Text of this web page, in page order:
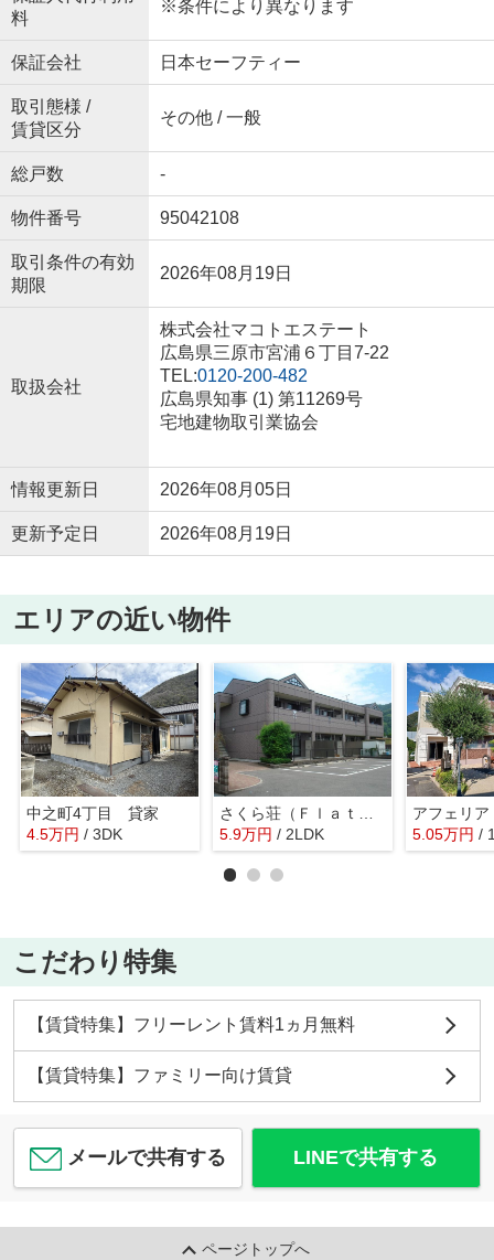
料
※条件により異なります
保証会社 日本セーフティー
取引態様 /
賃貸区分
その他 / 一般
総戸数 -
物件番号 95042108
取引条件の有効
期限
2026年08月19日
取扱会社
株式会社マコトエステート
広島県三原市宮浦６丁目7-22
TEL:0120-200-482
広島県知事 (1) 第11269号
宅地建物取引業協会
情報更新日 2026年08月05日
更新予定日 2026年08月19日
エリアの近い物件
中之町4丁目 貸家
4.5万円 / 3DK
5.9万円 / 2LDK
アフェリア
5.05万円 /
こだわり特集
【賃貸特集】フリーレント賃料1ヵ月無料
【賃貸特集】ファミリー向け賃貸
メールで共有する LINEで共有する
ページトップへ